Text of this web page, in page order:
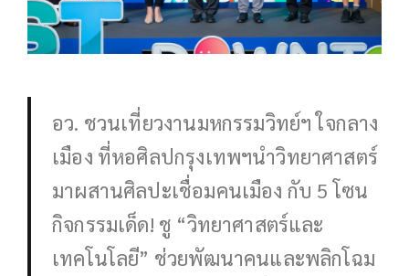
อว. ชวนเที่ยวงานมหกรรมวิทย์ฯ ใจกลาง
เมือง ที่หอศิลปกรุงเทพฯนำวิทยาศาสตร์
มาผสานศิลปะเชื่อมคนเมือง กับ 5 โซน
กิจกรรมเด็ด! ชู “วิทยาศาสตร์และ
เทคโนโลยี” ช่วยพัฒนาคนและพลิกโฉม